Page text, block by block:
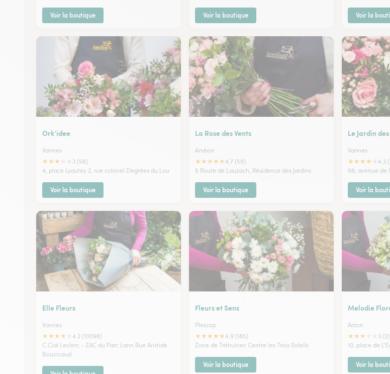
Voir la boutique Voir la boutique Voir la
Ork’idee
Vannes
★★★
3 (56)
4, place Lyautey 2, rue colonel Degrées du Lou
Voir la boutique
La Rose des Vents
Ambon
★★★★★4.7 (59)
5 Route de Lauzach, Résidence des Jardins
Voir la boutique
Le Jardin
Vannes
★★★★
4.3
98, avenue de
Voir la
Elle Fleurs
Vannes
★★★★
4.2 (10098)
C.Cial Leclerc - ZAC du Parc Lann Rue Aristide
Boucicaud
Fleurs et Sens
Plescop
★★★★★4.9 (185)
Zone de Tréhuinec Centre les Trois Soleils
Voir la boutique
Melodie
Arzon
★★★
3 (2)
10, place de
Voir la